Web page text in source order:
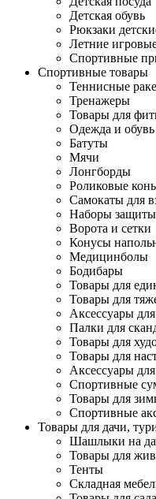
Детская обувь
Рюкзаки
Летние
Спортивные
Спортивные товары
Теннисные
Тренажеры
Товары для
Одежда и обувь
Батуты
Мячи
Лонгборды
Роликовые
Самокаты для
Наборы защиты
Ворота и сетки
Конусы
Медицинболы
Бодибары
Товары для
Товары для
Аксессуары
Палки для
Товары для
Товары для
Аксессуары
Спортивные
Товары для
Спортивные
Товары для дачи,
Шашлыки на
Товары для
Тенты
Складная